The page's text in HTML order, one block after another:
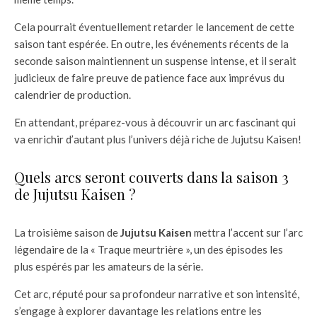
Cela pourrait éventuellement retarder le lancement de cette
saison tant espérée. En outre, les événements récents de la
seconde saison maintiennent un suspense intense, et il serait
judicieux de faire preuve de patience face aux imprévus du
calendrier de production.
En attendant, préparez-vous à découvrir un arc fascinant qui
va enrichir d’autant plus l’univers déjà riche de Jujutsu Kaisen!
Quels arcs seront couverts dans la saison 3
de Jujutsu Kaisen ?
La troisième saison de Jujutsu Kaisen mettra l’accent sur l’arc
légendaire de la « Traque meurtrière », un des épisodes les
plus espérés par les amateurs de la série.
Cet arc, réputé pour sa profondeur narrative et son intensité,
s’engage à explorer davantage les relations entre les